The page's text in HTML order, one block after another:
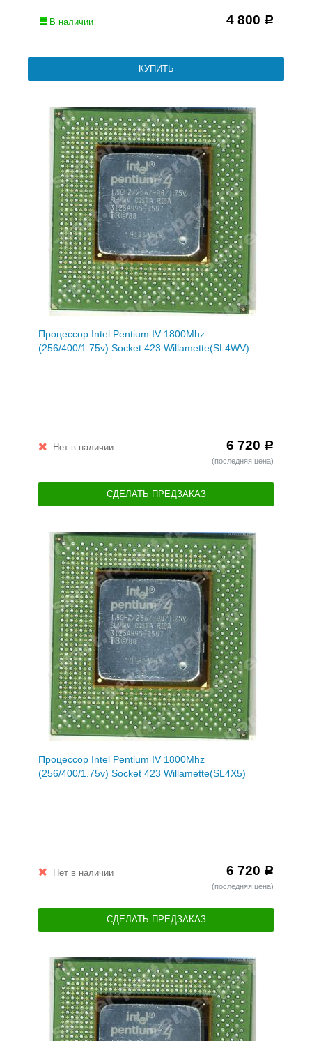
В наличии 4 800 Р
Процессор Intel Pentium IV 1800Mhz
(256/400/1.75v) Socket 423 Willamette(SL4WV)
Нет в наличии 6 720 Р
(последняя цена)
СДЕЛАТЬ ПРЕДЗАКАЗ
Процессор Intel Pentium IV 1800Mhz
(256/400/1.75v) Socket 423 Willamette(SL4X5)
Нет в наличии 6 720 Р
(последняя цена)
СДЕЛАТЬ ПРЕДЗАКАЗ